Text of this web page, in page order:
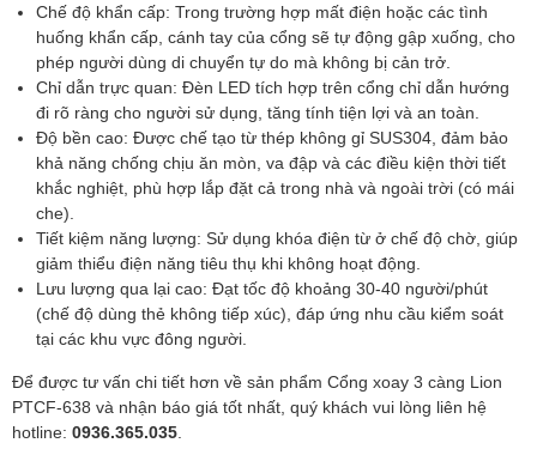
Chế độ khẩn cấp: Trong trường hợp mất điện hoặc các tình
huống khẩn cấp, cánh tay của cổng sẽ tự động gập xuống, cho
phép người dùng di chuyển tự do mà không bị cản trở.
Chỉ dẫn trực quan: Đèn LED tích hợp trên cổng chỉ dẫn hướng
đi rõ ràng cho người sử dụng, tăng tính tiện lợi và an toàn.
Độ bền cao: Được chế tạo từ thép không gỉ SUS304, đảm bảo
khả năng chống chịu ăn mòn, va đập và các điều kiện thời tiết
khắc nghiệt, phù hợp lắp đặt cả trong nhà và ngoài trời (có mái
che).
Tiết kiệm năng lượng: Sử dụng khóa điện từ ở chế độ chờ, giúp
giảm thiểu điện năng tiêu thụ khi không hoạt động.
Lưu lượng qua lại cao: Đạt tốc độ khoảng 30-40 người/phút
(chế độ dùng thẻ không tiếp xúc), đáp ứng nhu cầu kiểm soát
tại các khu vực đông người.
Để được tư vấn chi tiết hơn về sản phẩm Cổng xoay 3 càng Lion
PTCF-638 và nhận báo giá tốt nhất, quý khách vui lòng liên hệ
hotline: 0936.365.035